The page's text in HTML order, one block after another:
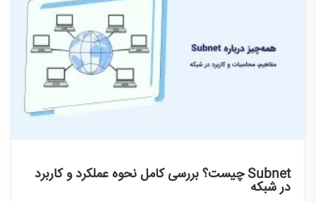
Subnet چیست؟ بررسی کامل نحوه عملکرد و کاربرد
در شبکه